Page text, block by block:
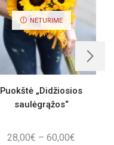
NETURIME
Puokštė „Didžiosios
saulėgrąžos“
28,00€ – 60,00€